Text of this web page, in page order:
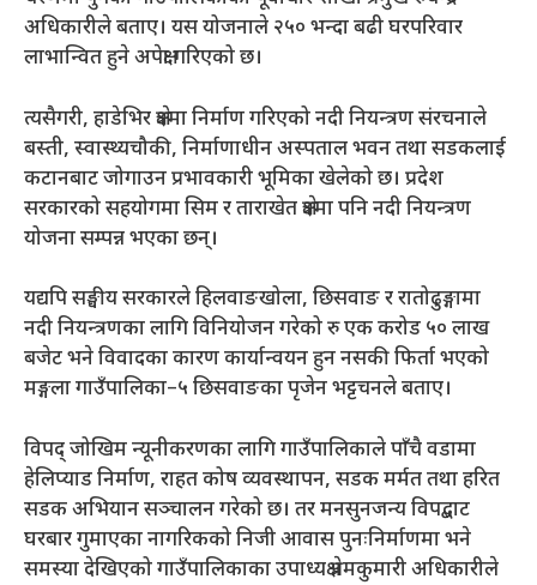
अधिकारीले बताए। यस योजनाले २५० भन्दा बढी घरपरिवार
लाभान्वित हुने अपेक्षा गरिएको छ।
त्यसैगरी, हाडेभिर क्षेत्रमा निर्माण गरिएको नदी नियन्त्रण संरचनाले
बस्ती, स्वास्थ्यचौकी, निर्माणाधीन अस्पताल भवन तथा सडकलाई
कटानबाट जोगाउन प्रभावकारी भूमिका खेलेको छ। प्रदेश
सरकारको सहयोगमा सिम र ताराखेत क्षेत्रमा पनि नदी नियन्त्रण
योजना सम्पन्न भएका छन्।
यद्यपि सङ्घीय सरकारले हिलवाङखोला, छिसवाङ र रातोढुङ्गामा
नदी नियन्त्रणका लागि विनियोजन गरेको रु एक करोड ५० लाख
बजेट भने विवादका कारण कार्यान्वयन हुन नसकी फिर्ता भएको
मङ्गला गाउँपालिका–५ छिसवाङका पृजेन भट्टचनले बताए।
विपद् जोखिम न्यूनीकरणका लागि गाउँपालिकाले पाँचै वडामा
हेलिप्याड निर्माण, राहत कोष व्यवस्थापन, सडक मर्मत तथा हरित
सडक अभियान सञ्चालन गरेको छ। तर मनसुनजन्य विपद्बाट
घरबार गुमाएका नागरिकको निजी आवास पुनःनिर्माणमा भने
समस्या देखिएको गाउँपालिकाका उपाध्यक्ष प्रेमकुमारी अधिकारीले